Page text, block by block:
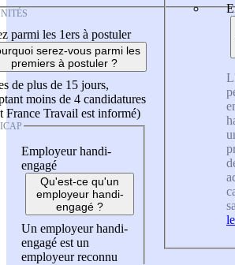
parmi les 1ers à postuler
serez-vous parmi les
premiers à postuler ?
de plus de 15 jours,
moins de 4 candidatures
France Travail est informé)
Employeur handi-
engagé
Qu'est-ce qu'un
employeur handi-
engagé ?
Un employeur handi-
engagé est un
employeur reconnu